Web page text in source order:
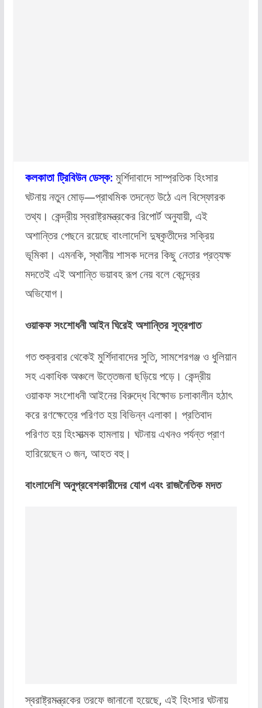
কলকাতা ট্রিবিউন ডেস্ক: মুর্শিদাবাদে সাম্প্রতিক হিংসার
ঘটনায় নতুন মোড়—প্রাথমিক তদন্তে উঠে এল বিস্ফোরক
তথ্য। কেন্দ্রীয় স্বরাষ্ট্রমন্ত্রকের রিপোর্ট অনুযায়ী, এই
অশান্তির পেছনে রয়েছে বাংলাদেশি দুষ্কৃতীদের সক্রিয়
ভূমিকা। এমনকি, স্থানীয় শাসক দলের কিছু নেতার প্রত্যক্ষ
মদতেই এই অশান্তি ভয়াবহ রূপ নেয় বলে কেন্দ্রের
অভিযোগ।
ওয়াকফ সংশোধনী আইন ঘিরেই অশান্তির সূত্রপাত
গত শুক্রবার থেকেই মুর্শিদাবাদের সুতি, সামশেরগঞ্জ ও ধুলিয়ান
সহ একাধিক অঞ্চলে উত্তেজনা ছড়িয়ে পড়ে। কেন্দ্রীয়
ওয়াকফ সংশোধনী আইনের বিরুদ্ধে বিক্ষোভ চলাকালীন হঠাৎ
করে রণক্ষেত্রে পরিণত হয় বিভিন্ন এলাকা। প্রতিবাদ
পরিণত হয় হিংসাত্মক হামলায়। ঘটনায় এখনও পর্যন্ত প্রাণ
হারিয়েছেন ৩ জন, আহত বহু।
বাংলাদেশি অনুপ্রবেশকারীদের যোগ এবং রাজনৈতিক মদত
স্বরাষ্ট্রমন্ত্রকের তরফে জানানো হয়েছে, এই হিংসার ঘটনায়